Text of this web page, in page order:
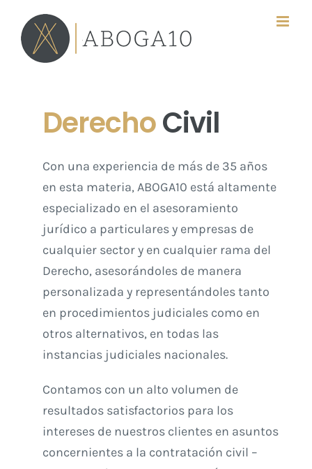
contenido
DerechoCivil
Con una experiencia de más de 35 años
en esta materia, ABOGA10 está altamente
especializado en el asesoramiento
jurídico a particulares y empresas de
cualquier sector y en cualquier rama del
Derecho, asesorándoles de manera
personalizada y representándoles tanto
en procedimientos judiciales como en
otros alternativos, en todas las
instancias judiciales nacionales.
Contamos con un alto volumen de
resultados satisfactorios para los
intereses de nuestros clientes en asuntos
concernientes a la contratación civil –